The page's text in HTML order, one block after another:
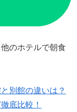
のホテルで朝食
別館の違いは？
底比較！